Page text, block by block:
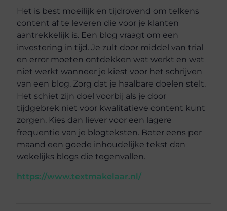
Het is best moeilijk en tijdrovend om telkens
content af te leveren die voor je klanten
aantrekkelijk is. Een blog vraagt om een
investering in tijd. Je zult door middel van trial
en error moeten ontdekken wat werkt en wat
niet werkt wanneer je kiest voor het schrijven
van een blog. Zorg dat je haalbare doelen stelt.
Het schiet zijn doel voorbij als je door
tijdgebrek niet voor kwalitatieve content kunt
zorgen. Kies dan liever voor een lagere
frequentie van je blogteksten. Beter eens per
maand een goede inhoudelijke tekst dan
wekelijks blogs die tegenvallen.
https://www.textmakelaar.nl/